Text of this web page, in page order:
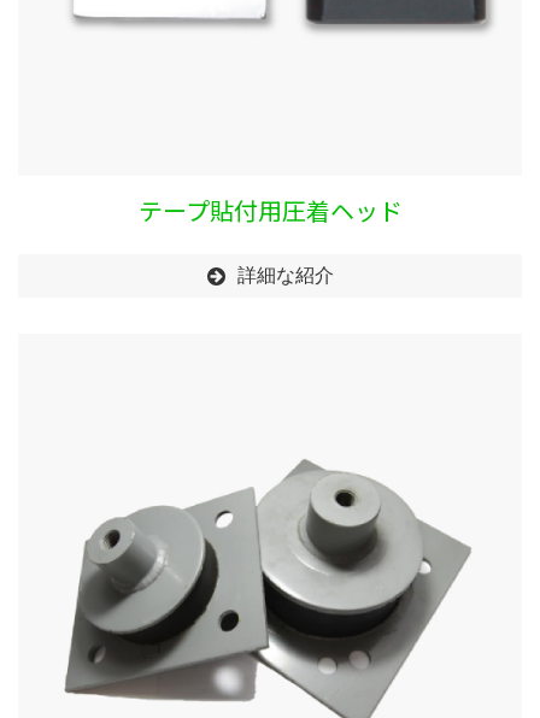
テープ貼付用圧着ヘッド
詳細な紹介